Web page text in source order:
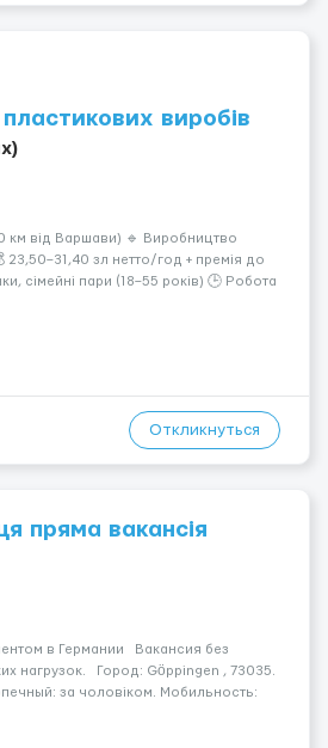
виробів
км від Варшави) 🔹 Виробництво
23,50–31,40 зл нетто/год + премія до
сімейні пари (18–55 років) 🕒 Робота
Откликнуться
пряма вакансія
в Германии Вакансия без
нагрузок. Город: Göppingen , 73035.
за чоловіком. Мобильность: